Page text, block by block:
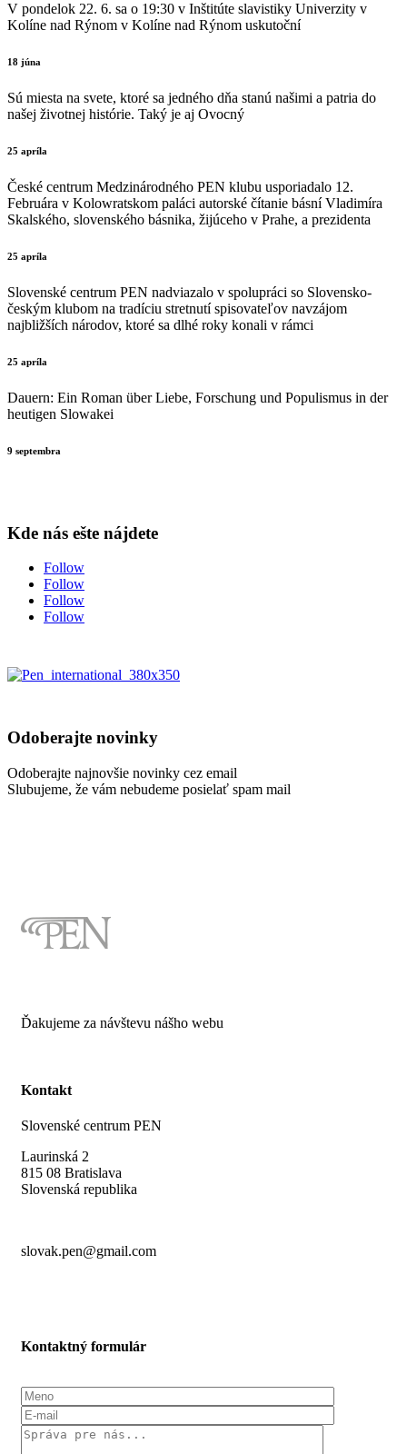
V pondelok 22. 6. sa o 19:30 v Inštitúte slavistiky Univerzity v
Kolíne nad Rýnom v Kolíne nad Rýnom uskutoční
18 júna
Sú miesta na svete, ktoré sa jedného dňa stanú našimi a patria do
našej životnej histórie. Taký je aj Ovocný
25 apríla
České centrum Medzinárodného PEN klubu usporiadalo 12.
Februára v Kolowratskom paláci autorské čítanie básní Vladimíra
Skalského, slovenského básnika, žijúceho v Prahe, a prezidenta
25 apríla
Slovenské centrum PEN nadviazalo v spolupráci so Slovensko-
českým klubom na tradíciu stretnutí spisovateľov navzájom
najbližších národov, ktoré sa dlhé roky konali v rámci
25 apríla
Dauern: Ein Roman über Liebe, Forschung und Populismus in der
heutigen Slowakei
9 septembra
Kde nás ešte nájdete
Follow
Follow
Follow
Follow
Odoberajte novinky
Odoberajte najnovšie novinky cez email
Slubujeme, že vám nebudeme posielať spam mail
Ďakujeme za návštevu nášho webu
Kontakt
Slovenské centrum PEN
Laurinská 2
815 08 Bratislava
Slovenská republika
slovak.pen@gmail.com
Kontaktný formulár